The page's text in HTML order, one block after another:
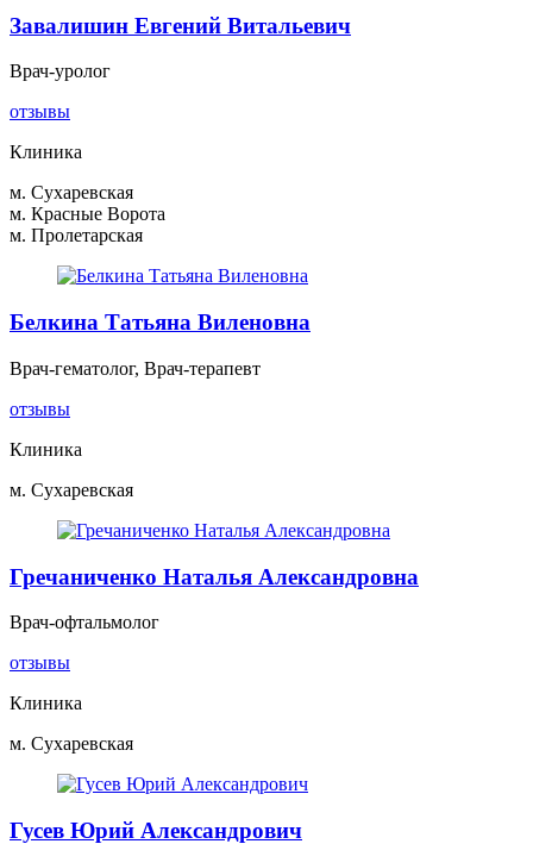
Завалишин Евгений Витальевич
Врач-уролог
отзывы
Клиника
м. Сухаревская
м. Красные Ворота
м. Пролетарская
Белкина Татьяна Виленовна
Врач-гематолог, Врач-терапевт
отзывы
Клиника
м. Сухаревская
Гречаниченко Наталья Александровна
Врач-офтальмолог
отзывы
Клиника
м. Сухаревская
Гусев Юрий Александрович